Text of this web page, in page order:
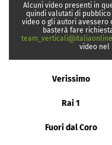
Alcuni video presenti in
quindi valutati di pubblico
video o gli autori
basterà fare
video nel
Verissimo
Rai 1
Fuori dal Coro